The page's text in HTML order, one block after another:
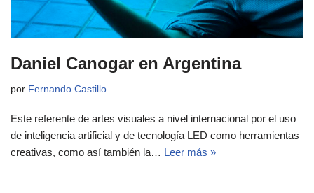
Daniel Canogar en Argentina
por Fernando Castillo
Este referente de artes visuales a nivel internacional por el uso
de inteligencia artificial y de tecnología LED como herramientas
creativas, como así también la… Leer más »